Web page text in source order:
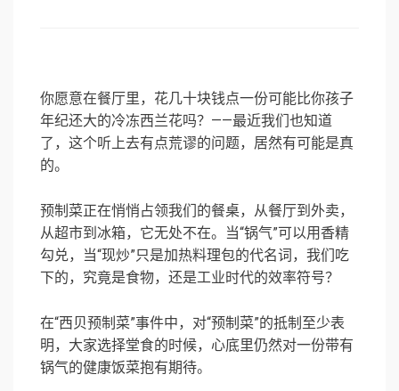
你愿意在餐厅里，花几十块钱点一份可能比你孩子
年纪还大的冷冻西兰花吗？——最近我们也知道
了，这个听上去有点荒谬的问题，居然有可能是真
的。
预制菜正在悄悄占领我们的餐桌，从餐厅到外卖，
从超市到冰箱，它无处不在。当“锅气”可以用香精
勾兑，当“现炒”只是加热料理包的代名词，我们吃
下的，究竟是食物，还是工业时代的效率符号？
在“西贝预制菜”事件中，对“预制菜”的抵制至少表
明，大家选择堂食的时候，心底里仍然对一份带有
锅气的健康饭菜抱有期待。